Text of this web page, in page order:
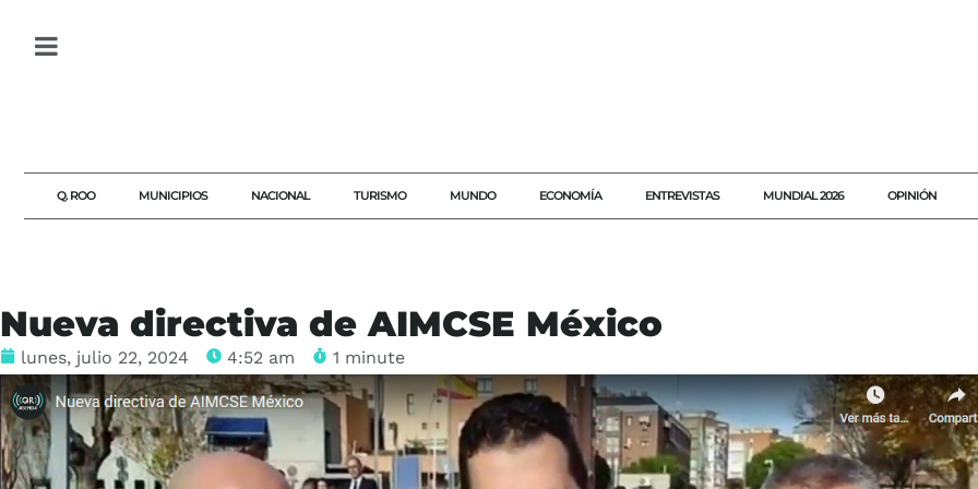
Q. ROO MUNICIPIOS NACIONAL TURISMO MUNDO ECONOMÍA ENTREVISTAS MUNDIAL 2026 OPINIÓN
Nueva directiva de AIMCSE México
lunes, julio 22, 2024 4:52 am 1 minute